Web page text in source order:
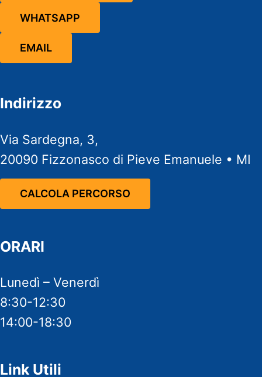
WHATSAPP
EMAIL
Indirizzo
Via Sardegna, 3,
20090 Fizzonasco di Pieve Emanuele • MI
CALCOLA PERCORSO
ORARI
Lunedì – Venerdì
8:30-12:30
14:00-18:30
Link Utili